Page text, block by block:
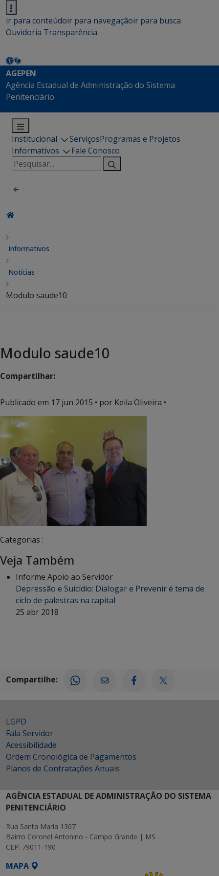
ir para conteúdoir para navegaçãoir para busca
Ouvidoria Transparência
AGEPEN
Agência Estadual de Administração do Sistema
Penitenciário
Institucional ServiçosProgramas e Projetos
Informativos
Fale Conosco
Pesquisar
por:
Informativos
Notícias
Modulo saude10
Modulo saude10
Compartilhar:
Publicado em 17 jun 2015 • por Keila Oliveira •
Categorias :
Veja Também
Informe Apoio ao Servidor
Depressão e Suicídio: Dialogar e Prevenir é tema de
ciclo de palestras na capital
25 abr 2018
Compartilhe:
LGPD
Fala Servidor
Acessibilidade
Ordem Cronológica de Pagamentos
Planos de Contratações Anuais
AGÊNCIA ESTADUAL DE ADMINISTRAÇÃO DO SISTEMA
PENITENCIÁRIO
Rua Santa Maria 1307
Bairro Coronel Antonino - Campo Grande | MS
CEP: 79011-190
MAPA